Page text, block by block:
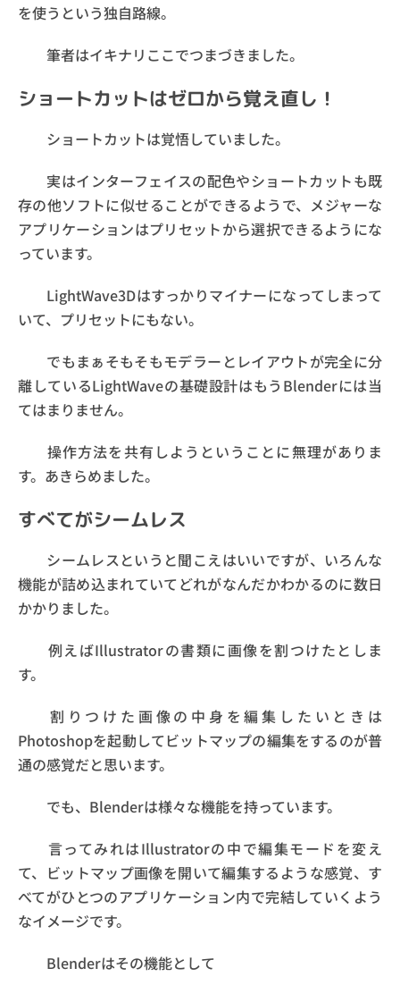
を使うという独自路線。
筆者はイキナリここでつまづきました。
ショートカットはゼロから覚え直し！
ショートカットは覚悟していました。
実はインターフェイスの配色やショートカットも既
存の他ソフトに似せることができるようで、メジャーな
アプリケーションはプリセットから選択できるようにな
っています。
LightWave3Dはすっかりマイナーになってしまって
いて、プリセットにもない。
でもまぁそもそもモデラーとレイアウトが完全に分
離しているLightWaveの基礎設計はもうBlenderには当
てはまりません。
操作方法を共有しようということに無理がありま
す。あきらめました。
すべてがシームレス
シームレスというと聞こえはいいですが、いろんな
機能が詰め込まれていてどれがなんだかわかるのに数日
かかりました。
例えばIllustratorの書類に画像を割つけたとしま
す。
割りつけた画像の中身を編集したいときは
Photoshopを起動してビットマップの編集をするのが普
通の感覚だと思います。
でも、Blenderは様々な機能を持っています。
言ってみれはIllustratorの中で編集モードを変え
て、ビットマップ画像を開いて編集するような感覚、す
べてがひとつのアプリケーション内で完結していくよう
なイメージです。
Blenderはその機能として